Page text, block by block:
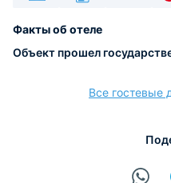
расчёт
Факты об отеле
Объект прошел
Все гостевые